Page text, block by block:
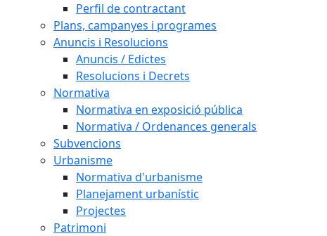
Perfil de contractant
Plans, campanyes i programes
Anuncis i Resolucions
Anuncis / Edictes
Resolucions i Decrets
Normativa
Normativa en exposició pública
Normativa / Ordenances generals
Subvencions
Urbanisme
Normativa d'urbanisme
Planejament urbanístic
Projectes
Patrimoni